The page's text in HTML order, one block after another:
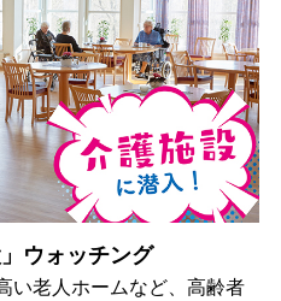
ウォッチング
い老人ホームなど、高齢者